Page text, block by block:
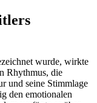
wurde, wirkte
Rhythmus, die
und seine Stimmlage
den emotionalen